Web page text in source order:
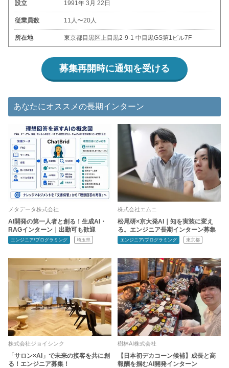
設立 1991年 3月 22日
従業員数 11人〜20人
所在地 東京都目黒区上目黒2-9-1 中目黒GS第1ビル7F
募集再開時に通知を受ける
あなたにオススメの長期インターン
メタデータ株式会社
AI開発の第一人者と創る！生成AI・
RAGインターン｜出勤可も歓迎
エンジニア/プログラミング 埼玉県
株式会社エムニ
松尾研×京大発AI｜知を実装に変え
る。エンジニア長期インターン募集
エンジニア/プログラミング 東京都
株式会社ジョイシンク
「サロン×AI」で未来の接客を共に創
る！エンジニア募集！
樹林AI株式会社
【日本初デカコーン候補】成長と高
報酬を掴むAI開発インターン